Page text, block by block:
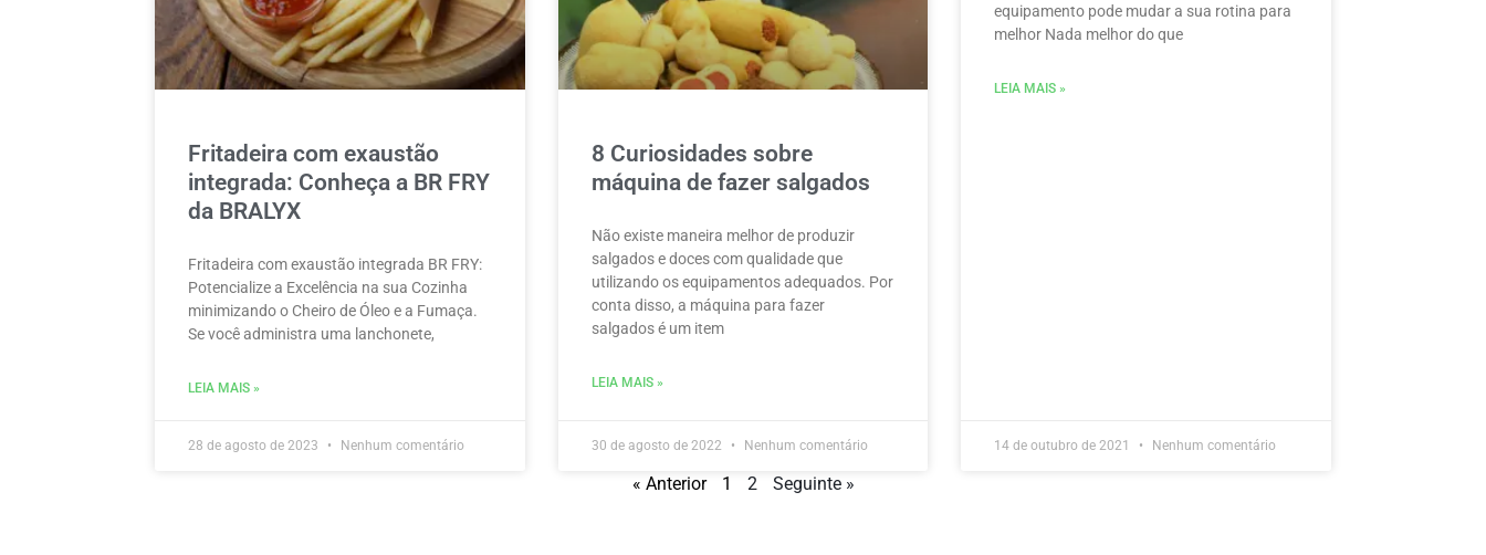
Fritadeira com exaustão
integrada: Conheça a BR FRY
da BRALYX
Fritadeira com exaustão integrada BR FRY:
Potencialize a Excelência na sua Cozinha
minimizando o Cheiro de Óleo e a Fumaça.
Se você administra uma lanchonete,
LEIA MAIS »
28 de agosto de 2023 Nenhum comentário
8 Curiosidades sobre
máquina de fazer salgados
Não existe maneira melhor de produzir
salgados e doces com qualidade que
utilizando os equipamentos adequados. Por
conta disso, a máquina para fazer
salgados é um item
LEIA MAIS »
30 de agosto de 2022 Nenhum comentário
equipamento pode mudar a sua rotina para
melhor Nada melhor do que
LEIA MAIS »
14 de outubro de 2021 Nenhum comentário
« Anterior 1 2 Seguinte »